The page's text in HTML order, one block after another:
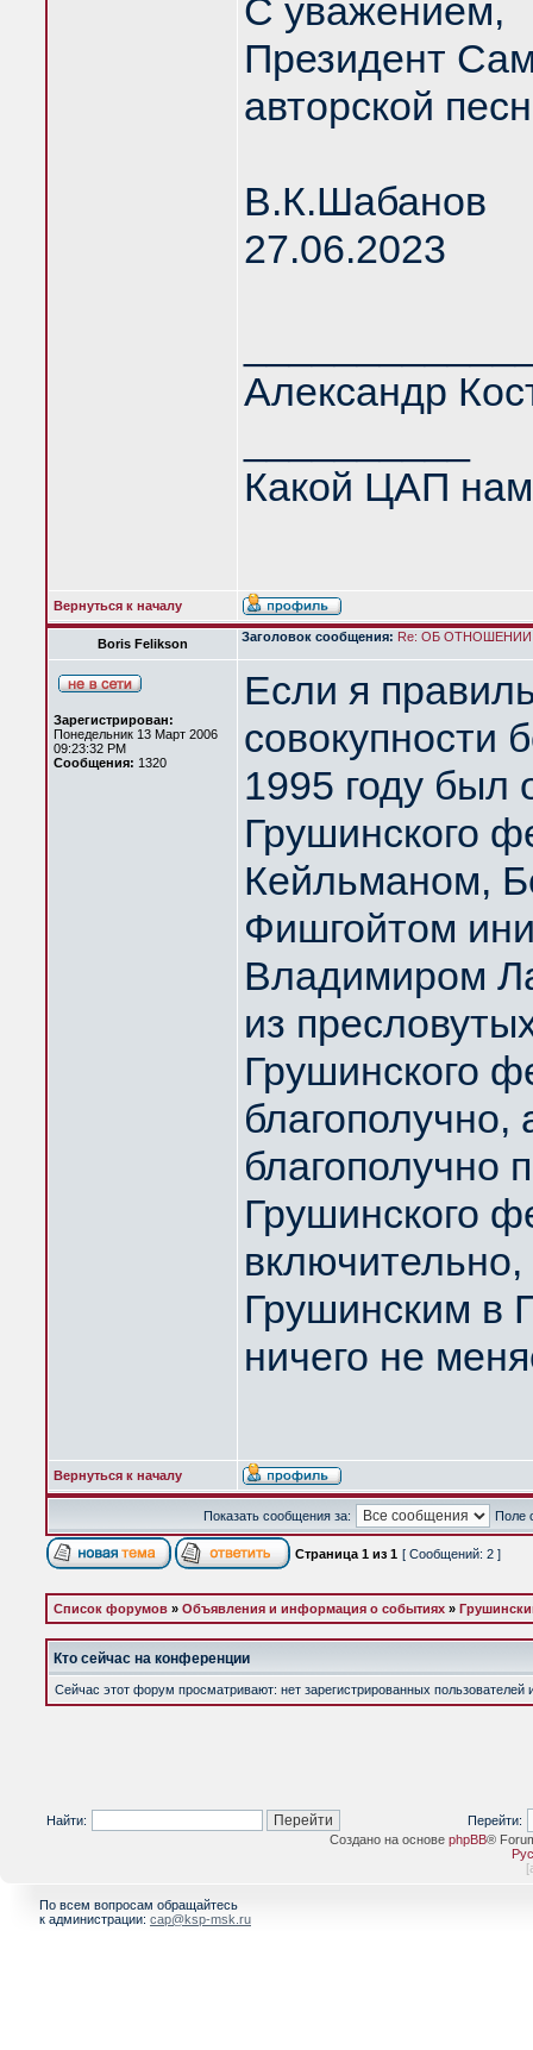
С уважением,
Президент
авторской
В.К.Шабанов
27.06.2023
Александр
Какой ЦАП
Вернуться к началу
Boris Felikson Заголовок сообщения: Re: ОБ
Зарегистрирован:
Понедельник 13 Март 2006
09:23:32 PM
Сообщения: 1320
Если я
совокупности
1995 году был
Грушинского
Кейльманом,
Фишгойтом
Владимиром
из
Грушинского
благополучно
Грушинского
включительно,
Грушинским в
ничего не
Вернуться к началу
Показать сообщения за: Поле
Страница 1 из 1 [ Сообщений: 2 ]
Список форумов » Объявления и информация о событиях »
Кто сейчас на конференции
Сейчас этот форум просматривают: нет зарегистрированных пользователей
Найти:
Перейти:
Создано на основе phpBB®
[
По всем вопросам обращайтесь
к администрации: cap@ksp-msk.ru